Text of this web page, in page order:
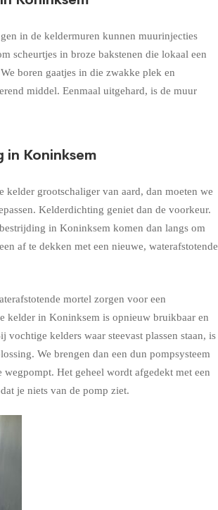
in de keldermuren kunnen muurinjecties
scheurtjes in broze bakstenen die lokaal een
boren gaatjes in die zwakke plek en
middel. Eenmaal uitgehard, is de muur
Koninksem
kelder grootschaliger van aard, dan moeten we
Kelderdichting geniet dan de voorkeur.
in Koninksem komen dan langs om
af te dekken met een nieuwe, waterafstotende
mortel zorgen voor een
kelder in Koninksem is opnieuw bruikbaar en
vochtige kelders waar steevast plassen staan, is
We brengen dan een dun pompsysteem
wegpompt. Het geheel wordt afgedekt met een
je niets van de pomp ziet.